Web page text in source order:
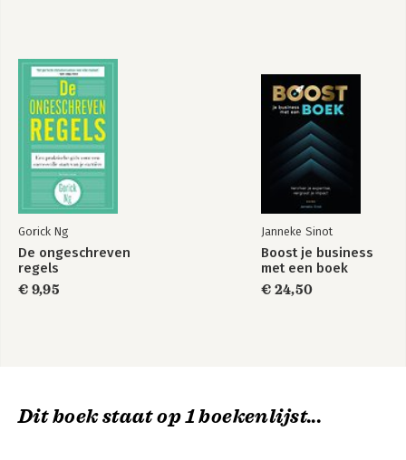
Gorick Ng
De ongeschreven
regels
€ 9,95
Janneke Sinot
Boost je business
met een boek
€ 24,50
Dit boek staat op 1 boekenlijst...